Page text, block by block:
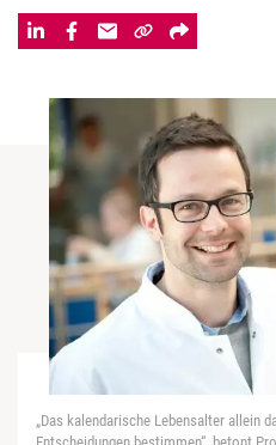
„Das kalendarische Lebensalter allein